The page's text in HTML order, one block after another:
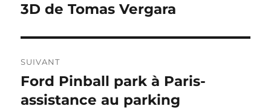
l’article
précédente :
3D de Tomas Vergara
SUIVANT
Publication
suivante :
Ford Pinball park à Paris-
assistance au parking